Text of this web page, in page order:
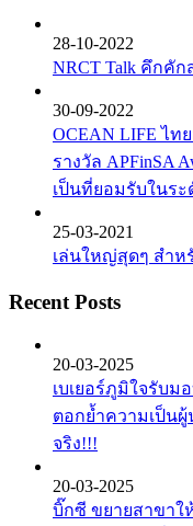
28-10-2022
NRCT Talk คึกคั
30-09-2022
OCEAN LIFE ไ
รางวัล APFinSA
เป็นที่ยอมรับในระ
25-03-2021
เล่นใหญ่สุดๆ สำห
Recent Posts
20-03-2025
เบเยอร์ภูมิใจรับม
ตอกย้ำความเป็น
จริง!!!
20-03-2025
บิ๊กซี ขยายสาขาใ